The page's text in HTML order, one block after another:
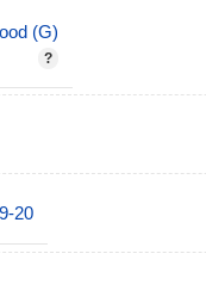
(G)
20